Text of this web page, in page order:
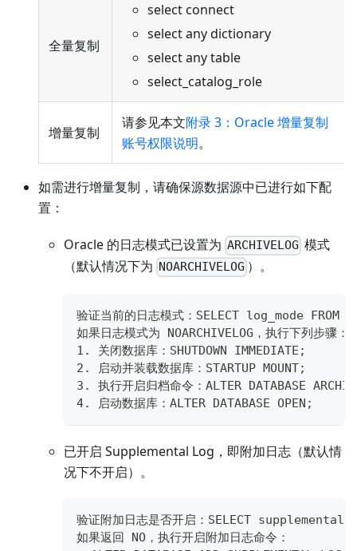
全量复制
select connect
select any dictionary
select any table
select_catalog_role
增量复制
请参见本文附录 3：Oracle 增量复制
账号权限说明。
如需进行增量复制，请确保源数据源中已进行如下配
置：
Oracle 的日志模式已设置为 ARCHIVELOG 模式
（默认情况下为 NOARCHIVELOG ）。
验证当前的日志模式：SELECT log_mode FROM
如果日志模式为 NOARCHIVELOG，执行下列步骤：
1. 关闭数据库：SHUTDOWN IMMEDIATE;
2. 启动并装载数据库：STARTUP MOUNT;
3. 执行开启归档命令：ALTER DATABASE
4. 启动数据库：ALTER DATABASE OPEN;
已开启 Supplemental Log，即附加日志（默认情
况下不开启）。
验证附加日志是否开启：SELECT
如果返回 NO，执行开启附加日志命令：